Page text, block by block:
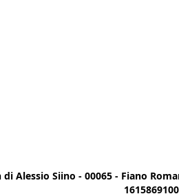
Alessio Siino - 00065 - Fiano